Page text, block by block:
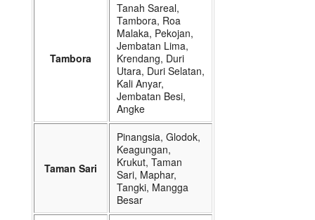
Tambora
Tanah Sareal,
Tambora, Roa
Malaka, Pekojan,
Jembatan Lima,
Krendang, Duri
Utara, Duri Selatan,
Kali Anyar,
Jembatan Besi,
Angke
Taman Sari
Pinangsia, Glodok,
Keagungan,
Krukut, Taman
Sari, Maphar,
Tangki, Mangga
Besar